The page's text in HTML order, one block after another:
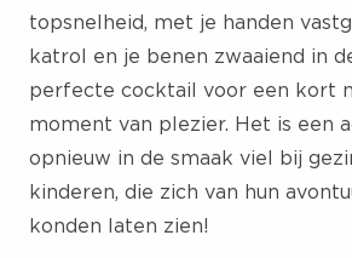
topsnelheid, met je handen
katrol en je benen zwaaiend in
perfecte cocktail voor een kort
moment van plezier. Het is een
opnieuw in de smaak viel bij
kinderen, die zich van hun
konden laten zien!